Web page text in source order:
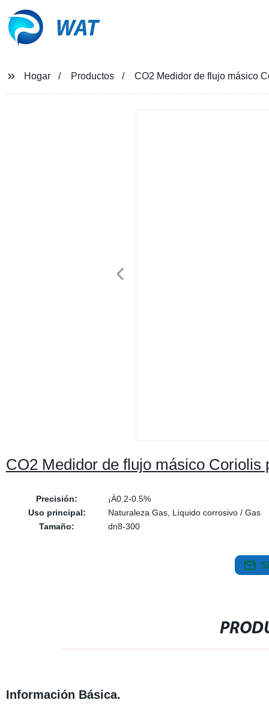
WAT
Hogar Productos CO2 Medidor de flujo másico
CO2 Medidor de flujo másico Coriolis
Precisión:
¡À0.2-0.5%
Uso principal:
Naturaleza Gas, Líquido corrosivo / Gas
Tamaño:
dn8-300
Información Básica.